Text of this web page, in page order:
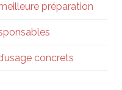
préparation
concrets